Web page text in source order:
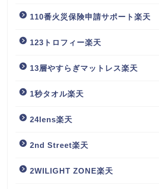
110番火災保険申請サポート楽天
123トロフィー楽天
13層やすらぎマットレス楽天
1秒タオル楽天
24lens楽天
2nd Street楽天
2WILIGHT ZONE楽天